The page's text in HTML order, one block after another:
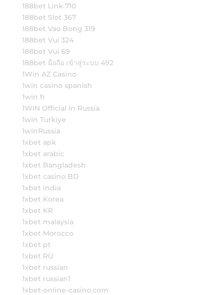
188bet Link 710
188bet Slot 367
188bet Vao Bong 319
188bet Vui 324
188bet Vui 69
188bet มือถือ เข้าสู่ระบบ 492
1Win AZ Casino
1win casino spanish
1win fr
1WIN Official In Russia
1win Turkiye
1winRussia
1xbet apk
1xbet arabic
1xbet Bangladesh
1xbet casino BD
1xbet india
1xbet Korea
1xbet KR
1xbet malaysia
1xbet Morocco
1xbet pt
1xbet RU
1xbet russian
1xbet russian1
1xbet-online-casino.com